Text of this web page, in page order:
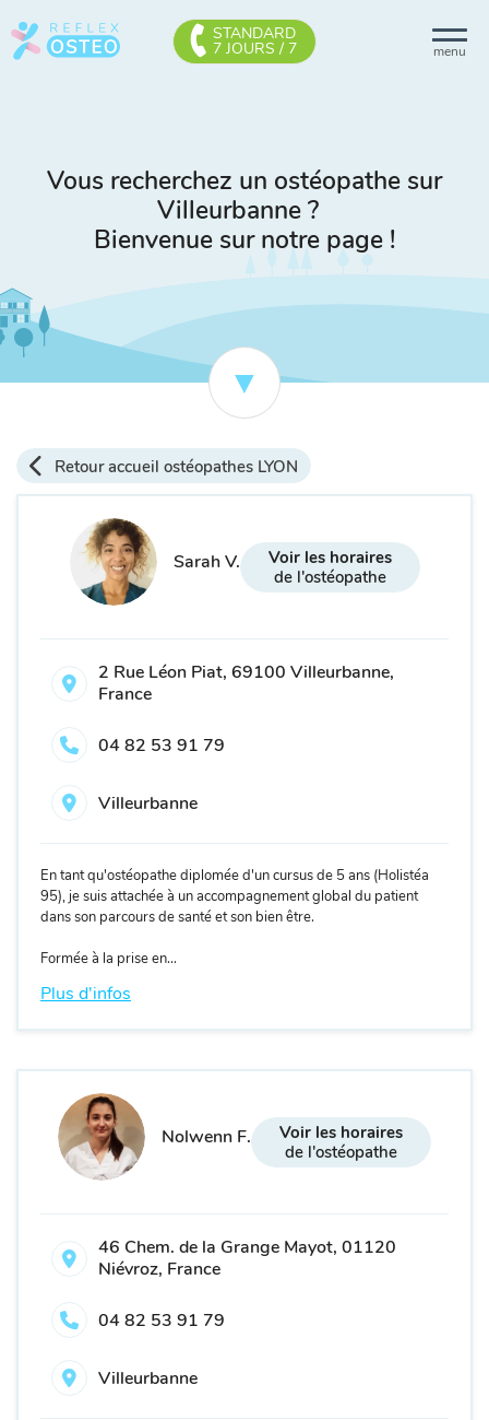
menu
STANDARD
7 JOURS / 7
Vous recherchez un ostéopathe sur
Villeurbanne ?
Bienvenue sur notre page !
Retour accueil ostéopathes LYON
Sarah V.
Voir les horaires
de l'ostéopathe
2 Rue Léon Piat, 69100 Villeurbanne,
France
04 82 53 91 79
Villeurbanne
En tant qu'ostéopathe diplomée d'un cursus de 5 ans (Holistéa
95), je suis attachée à un accompagnement global du patient
dans son parcours de santé et son bien être.
Formée à la prise en...
Plus d'infos
Nolwenn F.
Voir les horaires
de l'ostéopathe
46 Chem. de la Grange Mayot, 01120
Niévroz, France
04 82 53 91 79
Villeurbanne